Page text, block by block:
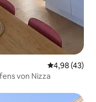
4,98 (43)
von Nizza